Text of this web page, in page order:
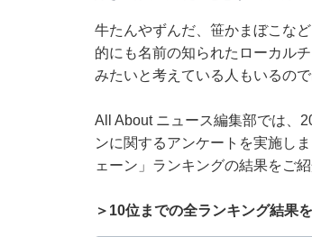
牛たんやずんだ、笹かまぼこな
的にも名前の知られたローカル
みたいと考えている人もいるので
All About ニュース編集部では、
ンに関するアンケートを実施し
ェーン」ランキングの結果をご紹
＞10位までの全ランキング結果